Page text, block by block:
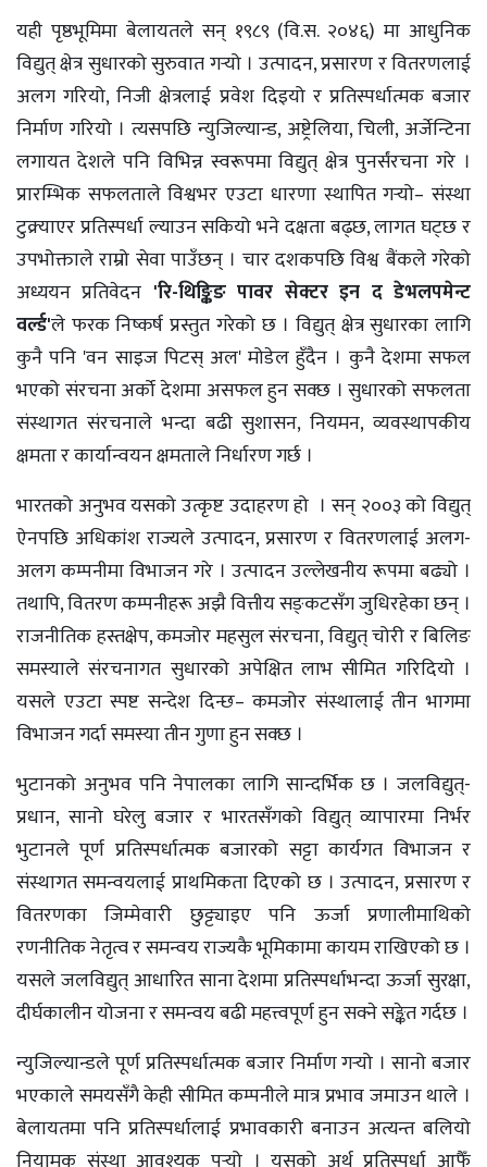
यही पृष्ठभूमिमा बेलायतले सन् १९८९ (वि.स. २०४६) मा आधुनिक
विद्युत् क्षेत्र सुधारको सुरुवात गर्‍यो । उत्पादन, प्रसारण र वितरणलाई
अलग गरियो, निजी क्षेत्रलाई प्रवेश दिइयो र प्रतिस्पर्धात्मक बजार
निर्माण गरियो । त्यसपछि न्युजिल्यान्ड, अष्ट्रेलिया, चिली, अर्जेन्टिना
लगायत देशले पनि विभिन्न स्वरूपमा विद्युत् क्षेत्र पुनर्संरचना गरे ।
प्रारम्भिक सफलताले विश्वभर एउटा धारणा स्थापित गर्‍यो– संस्था
टुक्र्याएर प्रतिस्पर्धा ल्याउन सकियो भने दक्षता बढ्छ, लागत घट्छ र
उपभोक्ताले राम्रो सेवा पाउँछन् । चार दशकपछि विश्व बैंकले गरेको
अध्ययन प्रतिवेदन 'रि-थिङ्किङ पावर सेक्टर इन द डेभलपमेन्ट
वर्ल्ड'ले फरक निष्कर्ष प्रस्तुत गरेको छ । विद्युत् क्षेत्र सुधारका लागि
कुनै पनि 'वन साइज पिटस् अल' मोडेल हुँदैन । कुनै देशमा सफल
भएको संरचना अर्को देशमा असफल हुन सक्छ । सुधारको सफलता
संस्थागत संरचनाले भन्दा बढी सुशासन, नियमन, व्यवस्थापकीय
क्षमता र कार्यान्वयन क्षमताले निर्धारण गर्छ ।
भारतको अनुभव यसको उत्कृष्ट उदाहरण हो । सन् २००३ को विद्युत्
ऐनपछि अधिकांश राज्यले उत्पादन, प्रसारण र वितरणलाई अलग-
अलग कम्पनीमा विभाजन गरे । उत्पादन उल्लेखनीय रूपमा बढ्यो ।
तथापि, वितरण कम्पनीहरू अझै वित्तीय सङ्‌कटसँग जुधिरहेका छन् ।
राजनीतिक हस्तक्षेप, कमजोर महसुल संरचना, विद्युत् चोरी र बिलिङ
समस्याले संरचनागत सुधारको अपेक्षित लाभ सीमित गरिदियो ।
यसले एउटा स्पष्ट सन्देश दिन्छ– कमजोर संस्थालाई तीन भागमा
विभाजन गर्दा समस्या तीन गुणा हुन सक्छ ।
भुटानको अनुभव पनि नेपालका लागि सान्दर्भिक छ । जलविद्युत्-
प्रधान, सानो घरेलु बजार र भारतसँगको विद्युत् व्यापारमा निर्भर
भुटानले पूर्ण प्रतिस्पर्धात्मक बजारको सट्टा कार्यगत विभाजन र
संस्थागत समन्वयलाई प्राथमिकता दिएको छ । उत्पादन, प्रसारण र
वितरणका जिम्मेवारी छुट्ट्याइए पनि ऊर्जा प्रणालीमाथिको
रणनीतिक नेतृत्व र समन्वय राज्यकै भूमिकामा कायम राखिएको छ ।
यसले जलविद्युत् आधारित साना देशमा प्रतिस्पर्धाभन्दा ऊर्जा सुरक्षा,
दीर्घकालीन योजना र समन्वय बढी महत्त्वपूर्ण हुन सक्ने सङ्केत गर्दछ ।
न्युजिल्यान्डले पूर्ण प्रतिस्पर्धात्मक बजार निर्माण गर्‍यो । सानो बजार
भएकाले समयसँगै केही सीमित कम्पनीले मात्र प्रभाव जमाउन थाले ।
बेलायतमा पनि प्रतिस्पर्धालाई प्रभावकारी बनाउन अत्यन्त बलियो